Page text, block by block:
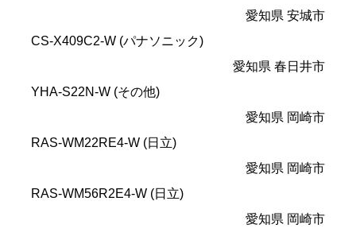
愛知県 安城市
CS-X409C2-W (パナソニック)
愛知県 春日井市
YHA-S22N-W (その他)
愛知県 岡崎市
RAS-WM22RE4-W (日立)
愛知県 岡崎市
RAS-WM56R2E4-W (日立)
愛知県 岡崎市